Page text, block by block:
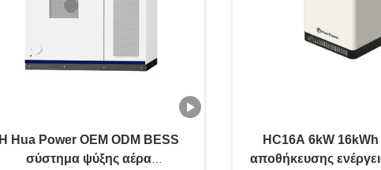
Η Hua Power OEM ODM BESS
σύστημα ψύξης αέρα
HC16A 6kW
αποθήκευσης